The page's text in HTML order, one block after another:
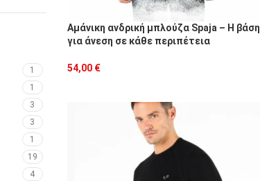
1
1
3
3
1
19
4
Αμάνικη ανδρική μπλούζα Spaja – Η βάση
για άνεση σε κάθε περιπέτεια
54,00 €